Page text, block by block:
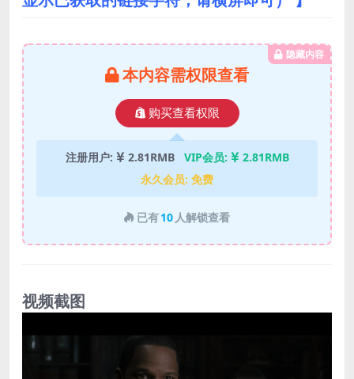
隐藏内容
本内容需权限查看
购买查看权限
注册用户: 2.81RMB VIP会员:
2.81RMB
永久会员: 免费
已有10 人解锁查看
视频截图